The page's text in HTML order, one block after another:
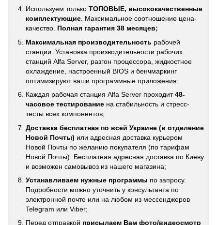
Используем только ТОПОВЫЕ, высококачественные
комплектующие. Максимальное соотношение цена-
качество. Полная гарантия 38 месяцев;
Максимальная производительность рабочей
станции. Установка производительности рабочих
станций Alfa Server, разгон процессора, жидкостное
охлаждение, настроенный BIOS и бенчмаркинг
оптимизируют ваши программные приложения;
Каждая рабочая станция Alfa Server проходит48-
часовое тестирование на стабильность и стресс-
тесты всех компонентов;
Доставка бесплатная по всей Украине (в отделение
Новой Почты) или адресная доставка курьером
Новой Почты по желанию покупателя (по тарифам
Новой Почты). Бесплатная адресная доставка по Киеву
и возможен самовывоз из нашего магазина;
Устанавливаем нужные программы по запросу.
Подробности можно уточнить у консультанта по
электронной почте или на любом из мессенджеров
Telegram или Viber;
Перед отправкой присылаем Вам фото/видеосмотр